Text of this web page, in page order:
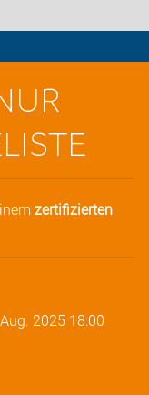
zertifizierten
2025 18:00